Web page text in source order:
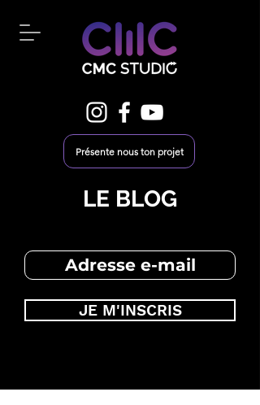
Présente nous ton projet
LE BLOG
JE M'INSCRIS